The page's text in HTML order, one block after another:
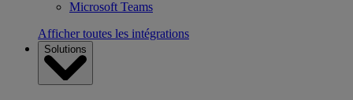
Microsoft Teams
Afficher toutes les intégrations
Solutions